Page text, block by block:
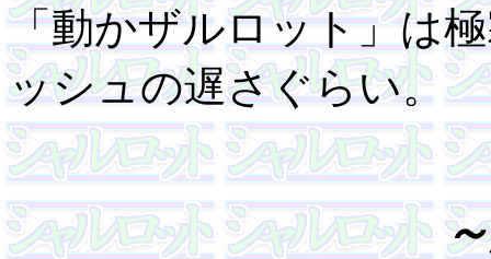
「動かザルロット」は
ッシュの遅さぐらい。